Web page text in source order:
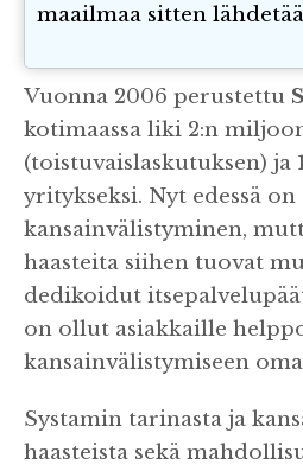
maailmaa sitten
Vuonna 2006 perustettu
kotimaassa liki 2:n
(toistuvaislaskutuksen) ja
yritykseksi. Nyt edessä on
kansainvälistyminen,
haasteita siihen tuovat
dedikoidut
on ollut asiakkaille
kansainvälistymiseen
Systamin tarinasta ja
haasteista sekä